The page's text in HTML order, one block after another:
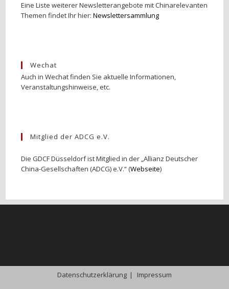
Eine Liste weiterer Newsletterangebote mit Chinarelevanten
Themen findet Ihr hier:Newslettersammlung
Wechat
Auch in Wechat finden Sie aktuelle Informationen,
Veranstaltungshinweise, etc.
Mitglied der ADCG e.V.
Die GDCF Düsseldorf ist Mitglied in der „Allianz Deutscher
China-Gesellschaften (ADCG) e.V.“ (Webseite)
Datenschutzerklärung Impressum